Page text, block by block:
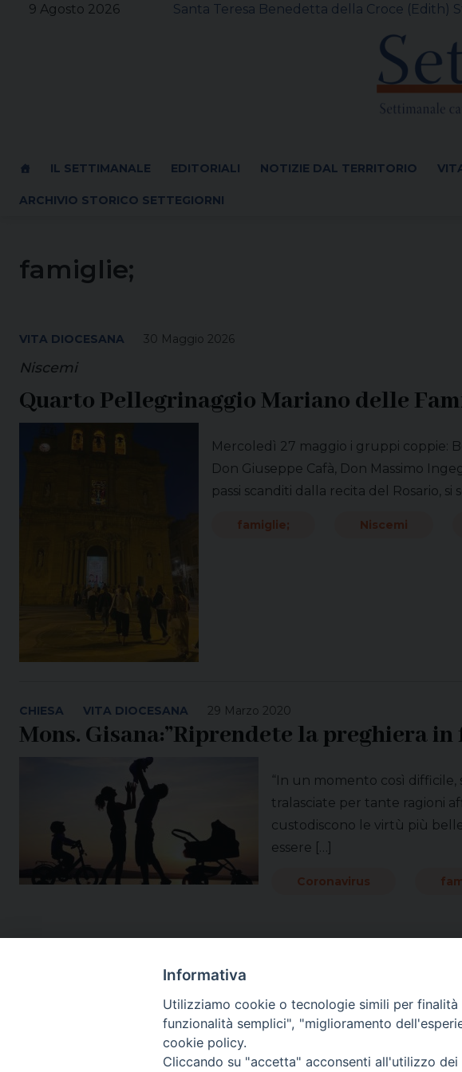
9 Agosto 2026 Santa Teresa Benedetta della Croce (Edith)
IL SETTIMANALE EDITORIALI NOTIZIE DAL TERRITORIO
ARCHIVIO STORICO SETTEGIORNI
famiglie;
30 Maggio 2026
VITA DIOCESANA
Niscemi
Quarto Pellegrinaggio Mariano delle
Mercoledì 27 maggio i gruppi coppie:
Don Giuseppe Cafà, Don Massimo
passi scanditi dalla recita del Rosario, si
famiglie; Niscemi
29 Marzo 2020
CHIESA VITA DIOCESANA
Mons. Gisana:”Riprendete la preghiera
“In un momento così
tralasciate per tante ragioni
custodiscono le virtù più
essere […]
Coronavirus
Informativa
Utilizziamo cookie o tecnologie simili per
funzionalità semplici", "miglioramento
cookie policy.
Cliccando su "accetta" acconsenti all'utilizzo